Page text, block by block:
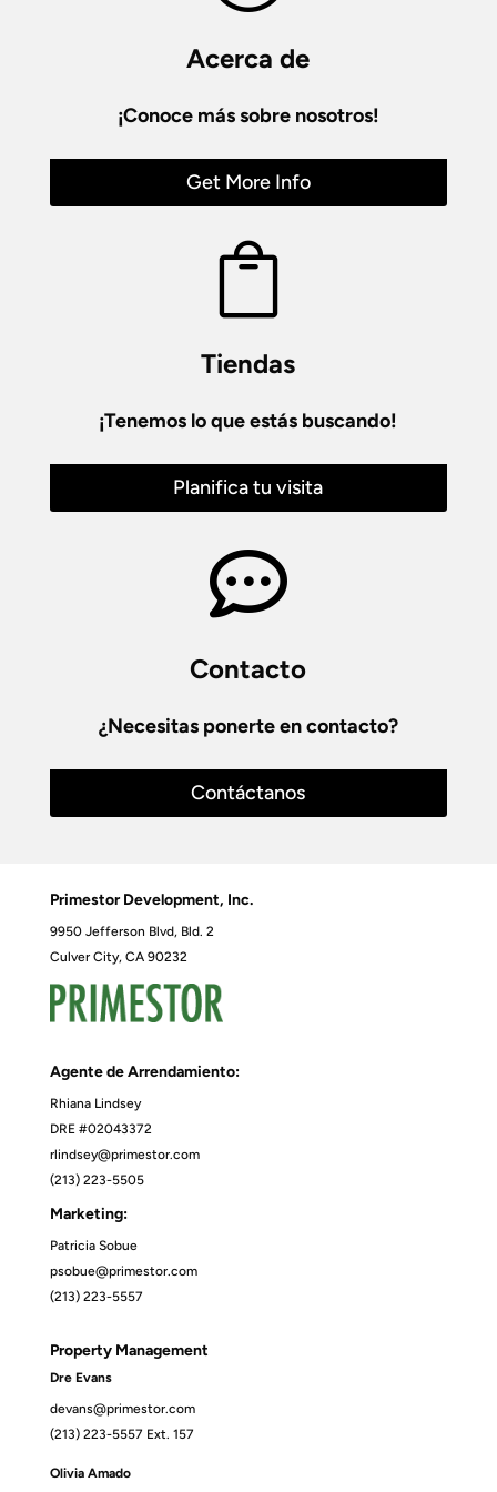
Acerca de
¡Conoce más sobre nosotros!
Get More Info

Tiendas
¡Tenemos lo que estás buscando!
Planifica tu visita

Contacto
¿Necesitas ponerte en contacto?
Contáctanos
Primestor Development, Inc.
9950 Jefferson Blvd, Bld. 2
Culver City, CA 90232
Agente de Arrendamiento:
Rhiana Lindsey
DRE #02043372
rlindsey@primestor.com
(213) 223-5505
Marketing:
Patricia Sobue
psobue@primestor.com
(213) 223-5557
Property Management
Dre Evans
devans@primestor.com
(213) 223-5557 Ext. 157
Olivia Amado